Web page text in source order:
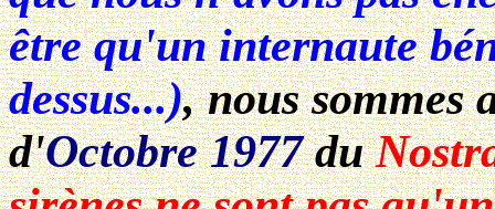
être qu'un internaute
dessus...), nous sommes
d'Octobre 1977du